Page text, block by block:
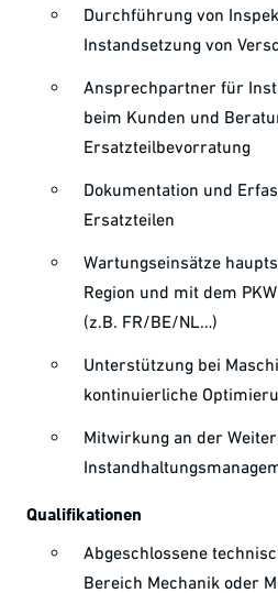
Durchführung von
Instandsetzung von
Ansprechpartner für
beim Kunden und
Ersatzteilbevorratung
Dokumentation und
Ersatzteilen
Wartungseinsätze
Region und mit dem
(z.B. FR/BE/NL…)
Unterstützung bei
kontinuierliche
Mitwirkung an der
Qualifikationen
Abgeschlossene
Bereich Mechanik oder